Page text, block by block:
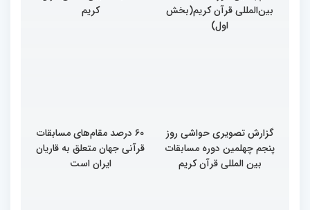
بین‌المللی قرآن کریم(بخش
اول)
کریم
گزارش تصویری حواشی روز
پنجم چهلمین دوره مسابقات
بین المللی قرآن کریم
۶۰ درصد مقام‌های مسابقات
قرآنی جهان متعلق به قاریان
ایران است